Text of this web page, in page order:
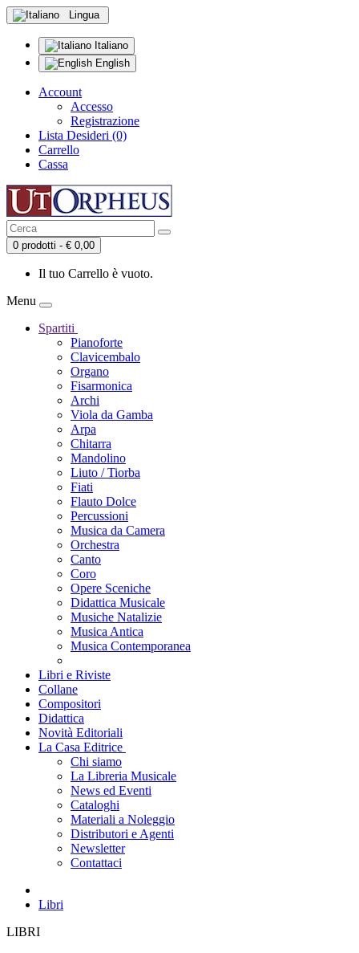
Lingua
Italiano
English
Account
Accesso
Registrazione
Lista Desideri (0)
Carrello
Cassa
0 prodotti - € 0,00
Il tuo Carrello è vuoto.
Menu
Spartiti
Pianoforte
Clavicembalo
Organo
Fisarmonica
Archi
Viola da Gamba
Arpa
Chitarra
Mandolino
Liuto / Tiorba
Fiati
Flauto Dolce
Percussioni
Musica da Camera
Orchestra
Canto
Coro
Opere Sceniche
Didattica Musicale
Musiche Natalizie
Musica Antica
Musica Contemporanea
Libri e Riviste
Collane
Compositori
Didattica
Novità Editoriali
La Casa Editrice
Chi siamo
La Libreria Musicale
News ed Eventi
Cataloghi
Materiali a Noleggio
Distributori e Agenti
Newsletter
Contattaci
Libri
LIBRI